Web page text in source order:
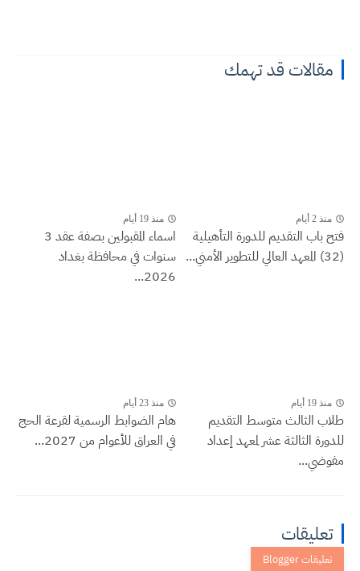
مقالات قد تهمك
منذ 2 أيام
فتح باب التقديم للدورة التأهيلية
(32) المعهد العالي للتطوير الأمني...
منذ 19 أيام
اسماء المقبولين بصفة عقد 3
سنوات في محافظة بغداد
2026...
منذ 19 أيام
طلاب الثالث متوسط التقديم
للدورة الثالثة عشر لمعهد إعداد
مفوضي...
منذ 23 أيام
هام الضوابط الرسمية لقرعة الحج
في العراق للأعوام من 2027...
تعليقات